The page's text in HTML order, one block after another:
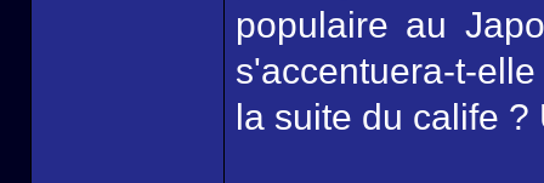
populaire au
s'accentuera-t-
la suite du calife